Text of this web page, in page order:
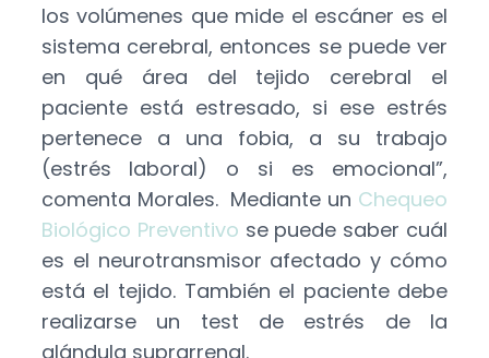
los volúmenes que mide el escáner es el
sistema cerebral, entonces se puede ver
en qué área del tejido cerebral el
paciente está estresado, si ese estrés
pertenece a una fobia, a su trabajo
(estrés laboral) o si es emocional”,
comenta Morales. Mediante un Chequeo
Biológico Preventivo se puede saber cuál
es el neurotransmisor afectado y cómo
está el tejido. También el paciente debe
realizarse un test de estrés de la
glándula suprarrenal.